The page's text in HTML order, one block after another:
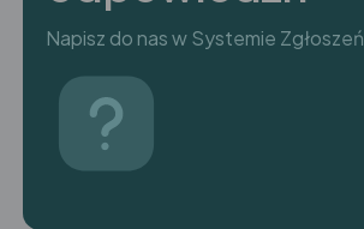
Napisz do nas w Systemie Zgłoszeń